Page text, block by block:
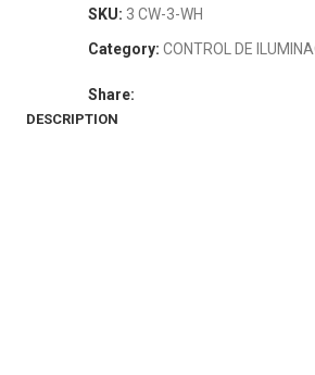
SKU: 3 CW-3-WH
Category: CONTROL DE
Share:
DESCRIPTION